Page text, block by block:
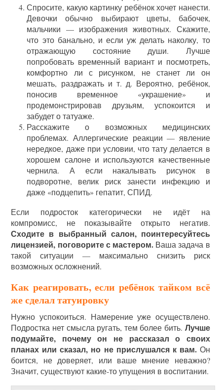
Спросите, какую картинку ребёнок хочет нанести.
Девочки обычно выбирают цветы, бабочек,
мальчики — изображения животных. Скажите,
что это банально, и если уж делать наколку, то
отражающую состояние души. Лучше
попробовать временный вариант и посмотреть,
комфортно ли с рисунком, не станет ли он
мешать, раздражать и т. д. Вероятно, ребёнок,
поносив временное «украшение» и
продемонстрировав друзьям, успокоится и
забудет о татуаже.
Расскажите о возможных медицинских
проблемах. Аллергические реакции — явление
нередкое, даже при условии, что тату делается в
хорошем салоне и используются качественные
чернила. А если накалывать рисунок в
подворотне, велик риск занести инфекцию и
даже «подцепить» гепатит, СПИД.
Если подросток категорически не идёт на
компромисс, не показывайте открыто негатив.
Сходите в выбранный салон, поинтересуйтесь
лицензией, поговорите с мастером. Ваша задача в
такой ситуации — максимально снизить риск
возможных осложнений.
Как реагировать, если ребёнок тайком всё
же сделал татуировку
Нужно успокоиться. Намерение уже осуществлено.
Подростка нет смысла ругать, тем более бить. Лучше
подумайте, почему он не рассказал о своих
планах или сказал, но не прислушался к вам.Он
боится, не доверяет, или ваше мнение неважно?
Значит, существуют какие-то упущения в воспитании.